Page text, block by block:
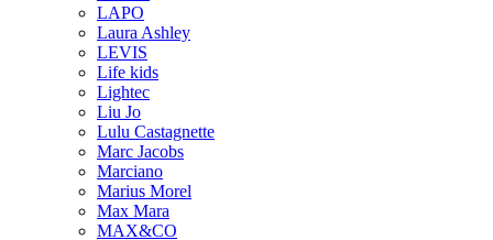
LAPO
Laura Ashley
LEVIS
Life kids
Lightec
Liu Jo
Lulu Castagnette
Marc Jacobs
Marciano
Marius Morel
Max Mara
MAX&CO